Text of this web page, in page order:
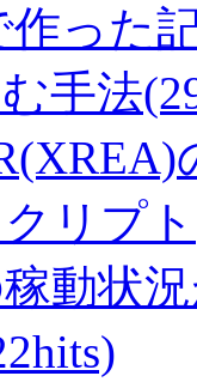
作った
手法
リプ
動状